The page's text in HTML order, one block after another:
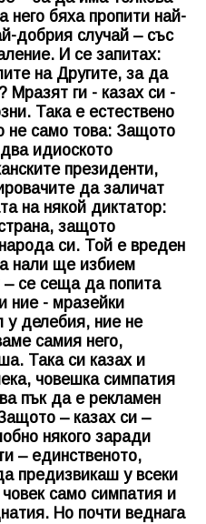
него бяха пропити най-
добрия случай – със
И се запитах:
на Другите, за да
Мразят ги - казах си -
Така е естествено
не само това: Защото
идиоското
президенти,
да заличат
на някой диктатор:
защото
си. Той е вреден
нали ще избием
се сеща да попита
ние - мразейки
у делебия, ние не
самия него,
Така си казах и
човешка симпатия
пък да е рекламен
– казах си –
някого заради
– единственото,
предизвикаш у всеки
само симпатия и
Но почти веднага